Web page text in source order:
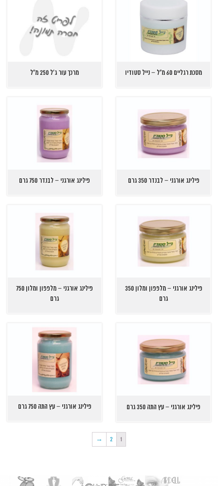
מסכת רגליים 60 מ"ל – נייל סטודיו מרכך עור ג'ל 250 מ"ל
פילינג אורגני – לבנדר 350 גרם פילינג אורגני – לבנדר 750 גרם
פילינג אורגני – מלפפון ומלון 350
גרם
פילינג אורגני – מלפפון ומלון 750
גרם
פילינג אורגני – עץ התה 350 גרם פילינג אורגני – עץ התה 750 גרם
1
2
→